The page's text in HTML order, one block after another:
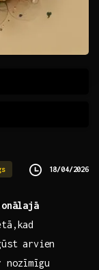
18/04/2026
‍arvien